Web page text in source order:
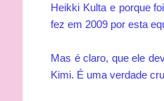
Heikki Kulta e porque
fez em 2009 por esta
Mas é claro, que ele
Kimi. É uma verdade